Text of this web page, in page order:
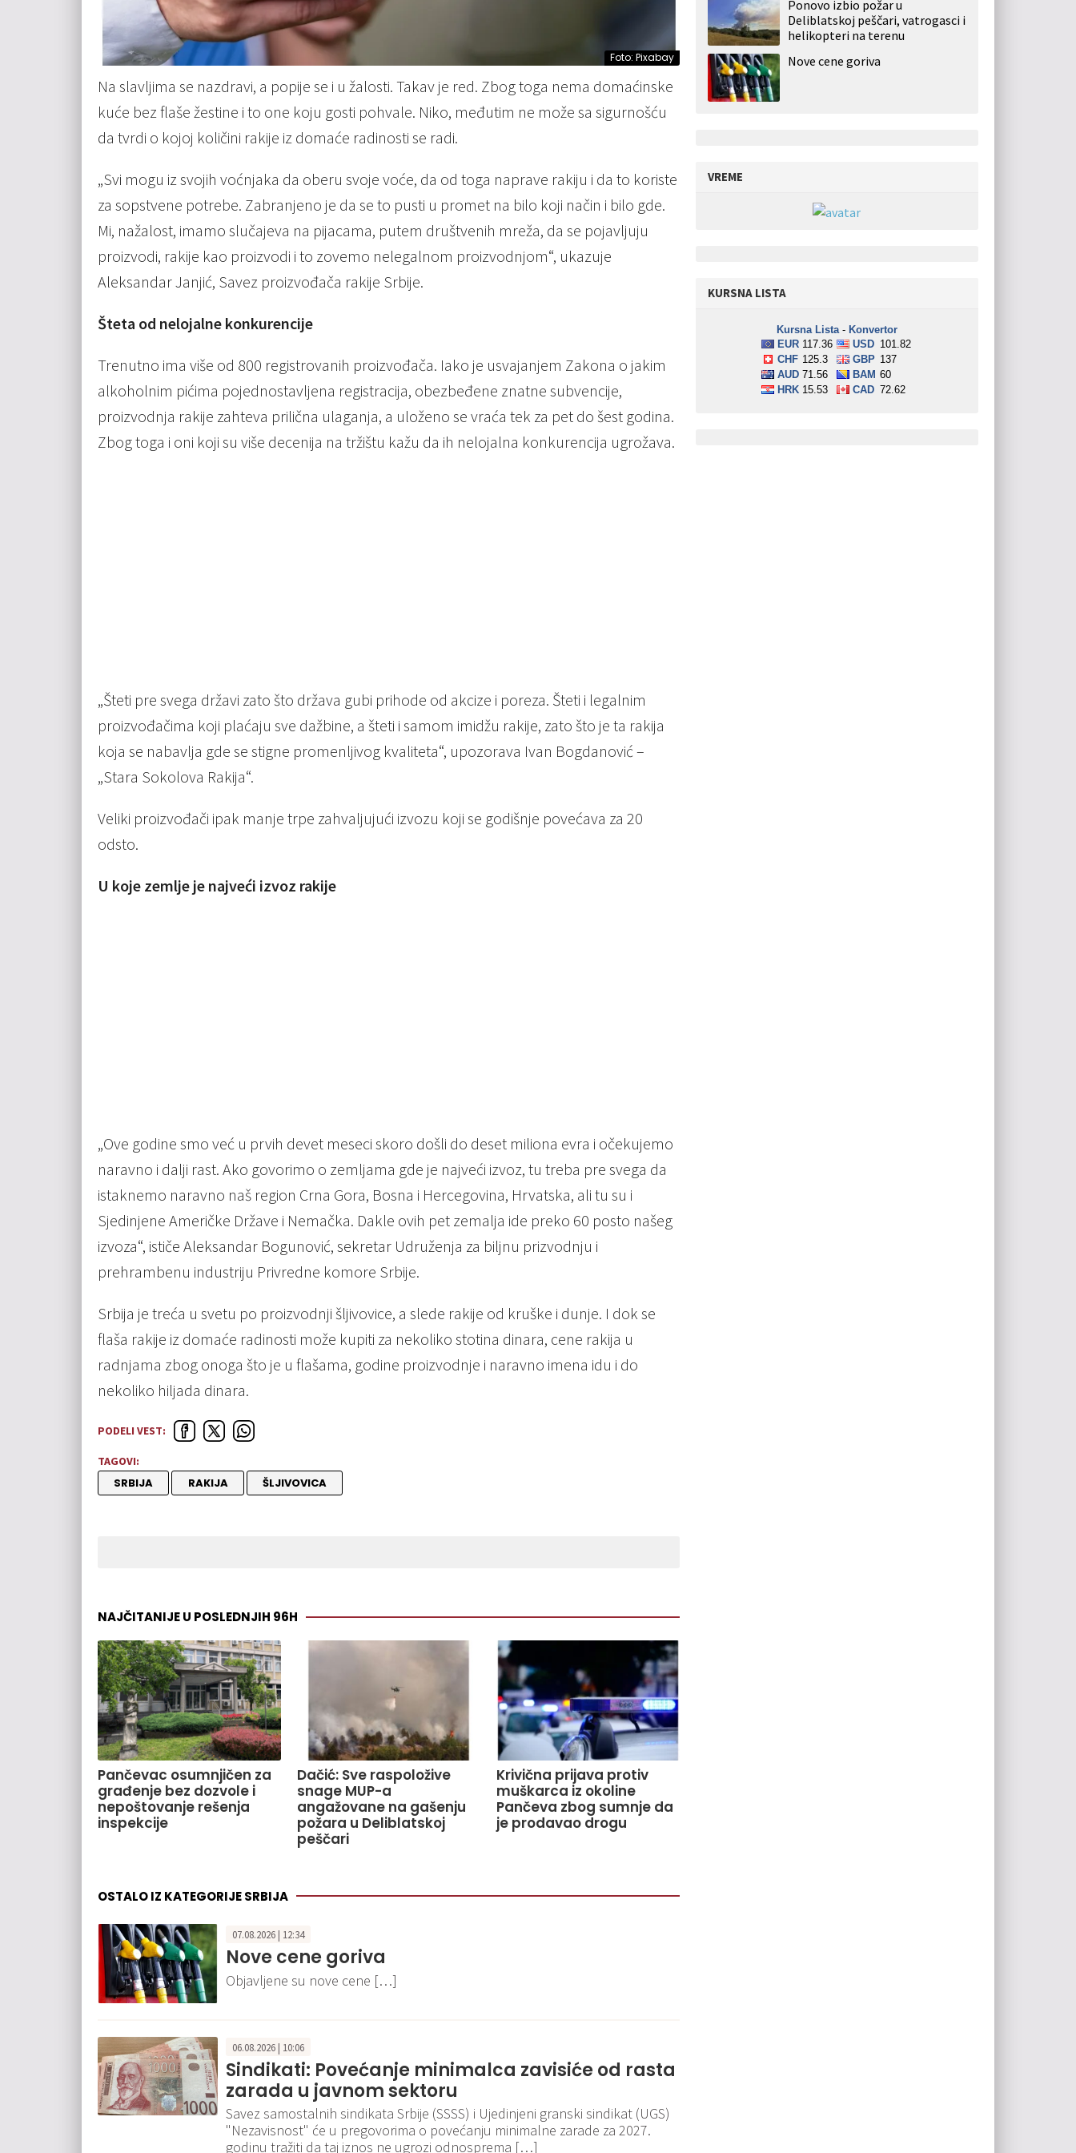
Foto: Pixabay
Na slavljima se nazdravi, a popije se i u žalosti. Takav je red. Zbog toga nema domaćinske
kuće bez flaše žestine i to one koju gosti pohvale. Niko, međutim ne može sa sigurnošću
da tvrdi o kojoj količini rakije iz domaće radinosti se radi.
„Svi mogu iz svojih voćnjaka da oberu svoje voće, da od toga naprave rakiju i da to koriste
za sopstvene potrebe. Zabranjeno je da se to pusti u promet na bilo koji način i bilo gde.
Mi, nažalost, imamo slučajeva na pijacama, putem društvenih mreža, da se pojavljuju
proizvodi, rakije kao proizvodi i to zovemo nelegalnom proizvodnjom“, ukazuje
Aleksandar Janjić, Savez proizvođača rakije Srbije.
Šteta od nelojalne konkurencije
Trenutno ima više od 800 registrovanih proizvođača. Iako je usvajanjem Zakona o jakim
alkoholnim pićima pojednostavljena registracija, obezbeđene znatne subvencije,
proizvodnja rakije zahteva prilična ulaganja, a uloženo se vraća tek za pet do šest godina.
Zbog toga i oni koji su više decenija na tržištu kažu da ih nelojalna konkurencija ugrožava.
„Šteti pre svega državi zato što država gubi prihode od akcize i poreza. Šteti i legalnim
proizvođačima koji plaćaju sve dažbine, a šteti i samom imidžu rakije, zato što je ta rakija
koja se nabavlja gde se stigne promenljivog kvaliteta“, upozorava Ivan Bogdanović –
„Stara Sokolova Rakija“.
Veliki proizvođači ipak manje trpe zahvaljujući izvozu koji se godišnje povećava za 20
odsto.
U koje zemlje je najveći izvoz rakije
„Ove godine smo već u prvih devet meseci skoro došli do deset miliona evra i očekujemo
naravno i dalji rast. Ako govorimo o zemljama gde je najveći izvoz, tu treba pre svega da
istaknemo naravno naš region Crna Gora, Bosna i Hercegovina, Hrvatska, ali tu su i
Sjedinjene Američke Države i Nemačka. Dakle ovih pet zemalja ide preko 60 posto našeg
izvoza“, ističe Aleksandar Bogunović, sekretar Udruženja za biljnu prizvodnju i
prehrambenu industriju Privredne komore Srbije.
Srbija je treća u svetu po proizvodnji šljivovice, a slede rakije od kruške i dunje. I dok se
flaša rakije iz domaće radinosti može kupiti za nekoliko stotina dinara, cene rakija u
radnjama zbog onoga što je u flašama, godine proizvodnje i naravno imena idu i do
nekoliko hiljada dinara.
PODELI VEST:
TAGOVI:
SRBIJA RAKIJA ŠLJIVOVICA
NAJČITANIJE U POSLEDNJIH 96H
Pančevac osumnjičen za
građenje bez dozvole i
nepoštovanje rešenja
inspekcije
Dačić: Sve raspoložive
snage MUP-a
angažovane na gašenju
požara u Deliblatskoj
peščari
Krivična prijava protiv
muškarca iz okoline
Pančeva zbog sumnje da
je prodavao drogu
OSTALO IZ KATEGORIJE SRBIJA
07.08.2026 | 12:34
Nove cene goriva
Objavljene su nove cene […]
06.08.2026 | 10:06
Sindikati: Povećanje minimalca zavisiće od rasta
zarada u javnom sektoru
Savez samostalnih sindikata Srbije (SSSS) i Ujedinjeni granski sindikat (UGS)
"Nezavisnost" će u pregovorima o povećanju minimalne zarade za 2027.
godinu tražiti da taj iznos ne ugrozi odnosprema […]
Ponovo izbio požar u
Deliblatskoj peščari, vatrogasci i
helikopteri na terenu
Nove cene goriva
VREME
KURSNA LISTA